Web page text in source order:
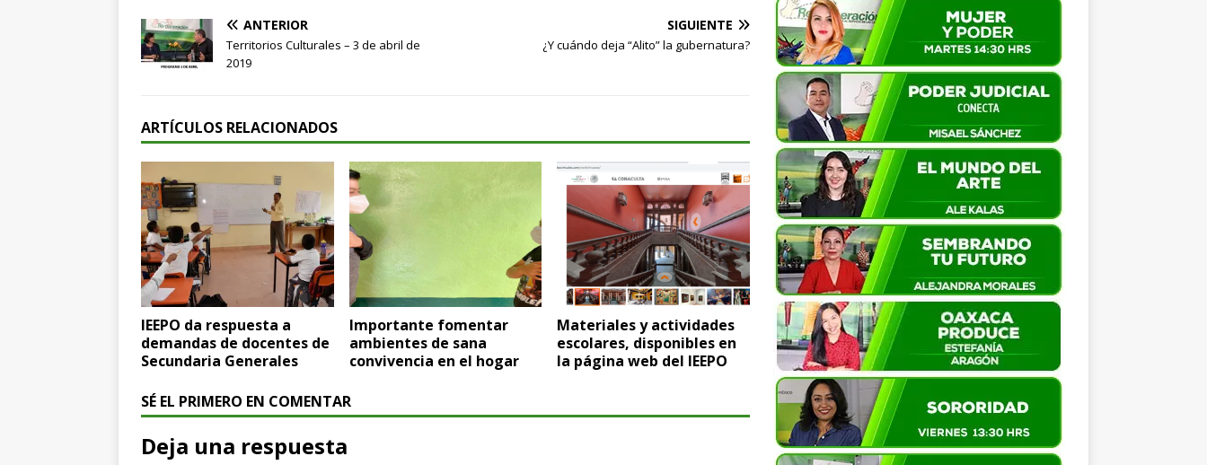
ANTERIOR
Territorios Culturales – 3 de abril de
2019
SIGUIENTE
¿Y cuándo deja “Alito” la gubernatura?
ARTÍCULOS RELACIONADOS
IEEPO da respuesta a
demandas de docentes de
Secundaria Generales
Importante fomentar
ambientes de sana
convivencia en el hogar
Materiales y actividades
escolares, disponibles en
la página web del IEEPO
SÉ EL PRIMERO EN COMENTAR
Deja una respuesta